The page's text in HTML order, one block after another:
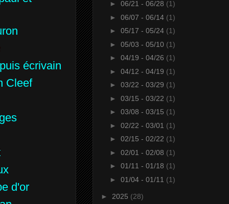
écrivain
Cleef
d'or
➡
De Vadimon, Guy
➡
Doris Duke ses bijoux
➡
Dreicer
➡
Droguet, Henri Marcel
➡
Drouet Raymond
➡
Du Barry Comtesse
➡
—Dubret dessins
➡
Dufrene
➡
Duhamel
➡
► 06/21 - 06/28 (1)
► 06/07 - 06/14 (1)
► 05/17 - 05/24 (1)
► 05/03 - 05/10 (1)
► 04/19 - 04/26 (1)
► 04/12 - 04/19 (1)
► 03/22 - 03/29 (1)
► 03/15 - 03/22 (1)
► 03/08 - 03/15 (1)
► 02/22 - 03/01 (1)
► 02/15 - 02/22 (1)
► 02/01 - 02/08 (1)
► 01/11 - 01/18 (1)
► 01/04 - 01/11 (1)
► 2025 (28)